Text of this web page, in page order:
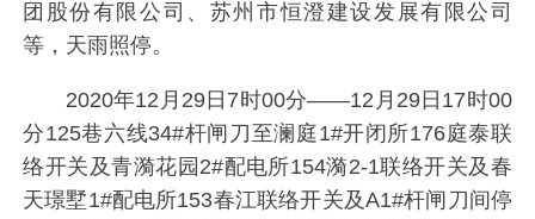
团股份有限公司、苏州市恒澄建设发展有限公司
等，天雨照停。
2020年12月29日7时00分——12月29日17时00
分125巷六线34#杆闸刀至澜庭1#开闭所176庭泰联
络开关及青漪花园2#配电所154漪2-1联络开关及春
天璟墅1#配电所153春江联络开关及A1#杆闸刀间停